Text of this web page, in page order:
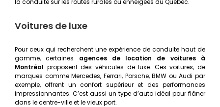
la conduite sur les routes rurales ou enneigées du Québec.
Voitures de luxe
Pour ceux qui recherchent une expérience de conduite haut de
gamme, certaines agences de location de voitures à
Montréal proposent des véhicules de luxe. Ces voitures, de
marques comme Mercedes, Ferrari, Porsche, BMW ou Audi par
exemple, offrent un confort supérieur et des performances
impressionnantes. C’est aussi un type d’auto idéal pour flâner
dans le centre-ville et le vieux port.